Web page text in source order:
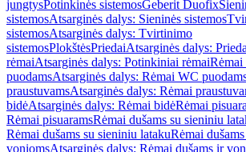
jungtysPotinkinės sistemosGeberit Duofix
sistemosAtsarginės dalys: Sieninės sistemos
sistemosAtsarginės dalys: Tvirtinimo
sistemosPlokštėsPriedaiAtsarginės dalys:
rėmaiAtsarginės dalys: Potinkiniai rėmaiRėmai
puodamsAtsarginės dalys: Rėmai WC
praustuvamsAtsarginės dalys: Rėmai
bidėAtsarginės dalys: Rėmai bidėRėmai
Rėmai pisuaramsRėmai dušams su sieniniu
Rėmai dušams su sieniniu latakuRėmai
voniomsAtsarginės dalys: Rėmai dušams ir